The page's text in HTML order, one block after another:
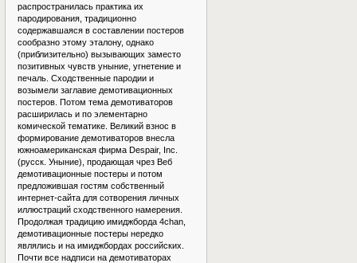
распространилась практика их
пародирования, традиционно
содержавшаяся в составлении постеров
сообразно этому эталону, однако
(приблизительно) вызывающих заместо
позитивных чувств уныние, угнетение и
печаль. Сходственные пародии и
возымели заглавие демотивационных
постеров. Потом тема демотиваторов
расширилась и по элементарно
комической тематике. Великий взнос в
формирование демотиваторов внесла
южноамериканская фирма Despair, Inc.
(русск. Уныние), продающая чрез Веб
демотивационные постеры и потом
предложившая гостям собственный
интернет-сайта для сотворения личных
иллюстраций сходственного намерения.
Продолжая традицию имиджборда 4chan,
демотивационные постеры нередко
являлись и на имиджбордах российских.
Почти все надписи на демотиваторах